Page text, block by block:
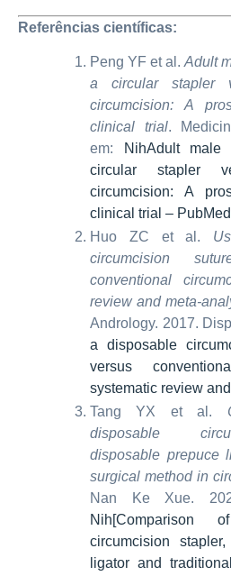
Referências científicas:
Peng YF et al.Adult
a circular stapler
circumcision: A
clinical trial.
em:
NihAdult male
circular stapler
circumcision: A
clinical trial – PubMed
Huo ZC et al.
circumcision
conventional
review and meta-
Andrology. 2017.
a disposable
versus
systematic review
Tang YX et al.
disposable
disposable prepuce
surgical method in
Nan Ke Xue.
Nih[Comparison
circumcision
ligator and